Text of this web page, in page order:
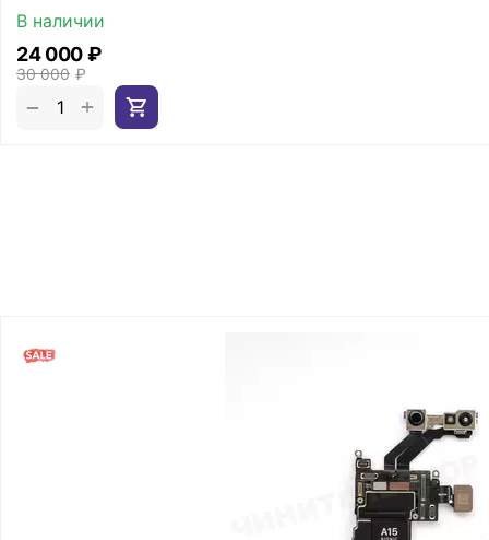
В наличии
30 000 ₽
24 000₽
+
−